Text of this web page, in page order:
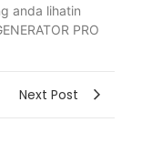
anda lihatin
PRO
Next Post